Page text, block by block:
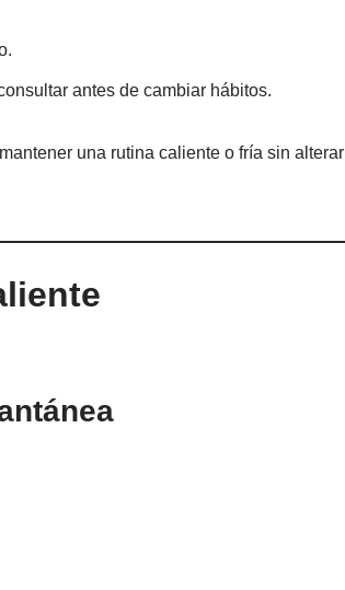
antes de cambiar hábitos.
una rutina caliente o fría sin alterar